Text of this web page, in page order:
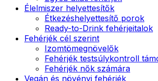
Élelmiszer helyettesítők
Étkezéshelyettesítő porok
Ready-to-Drink fehérjeitalok
Fehérjék cél szerint
Izomtömegnövelők
Fehérjék testsúlykontroll
Fehérjék nők számára
Vegán és növényi fehérjék